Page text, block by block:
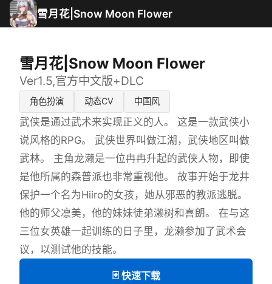
雪月花|Snow Moon Flower
雪月花|Snow Moon Flower
Ver1.5,官方中文版+DLC
角色扮演 动态CV 中国风
武侠是通过武术来实现正义的人。 这是一款武侠小
说风格的RPG。 武侠世界叫做江湖，武侠地区叫做
武林。 主角龙濑是一位冉冉升起的武侠人物，即使
是他所属的森普派也非常重视他。 故事开始于龙井
保护一个名为Hiiro的女孩，她从邪恶的教派逃脱。
他的师父凛美，他的妹妹徒弟濑树和喜朗。 在与这
三位女英雄一起训练的日子里，龙濑参加了武术会
议，以测试他的技能。
🃏 快速下载